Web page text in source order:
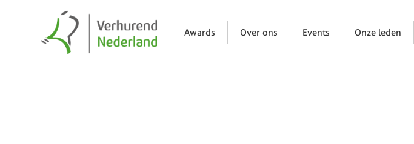
Awards Over ons Events Onze leden